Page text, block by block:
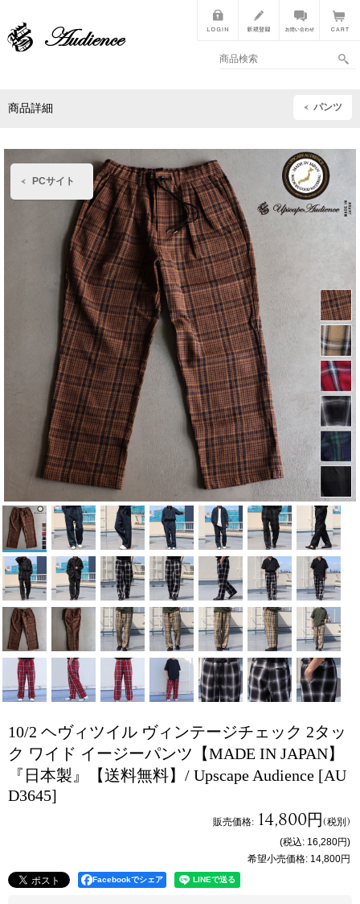
PCサイト
商品詳細 パンツ
10/2 ヘヴィツイル ヴィンテージチェック 2タッ
ク ワイド イージーパンツ【MADE IN JAPAN】
『日本製』【送料無料】/ Upscape Audience [AU
D3645]
販売価格: 14,800円(税別)
(税込: 16,280円)
希望小売価格: 14,800円
Facebookでシェア